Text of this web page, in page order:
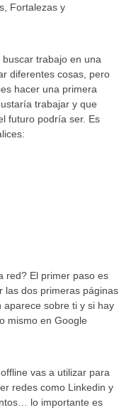
Fortalezas y
trabajo en una
diferentes cosas, pero
hacer una primera
trabajar y que
futuro podría ser. Es
red? El primer paso es
las dos primeras páginas
sobre ti y si hay
mismo en Google
vas a utilizar para
redes como Linkedin y
lo importante es